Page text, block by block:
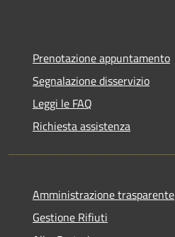
Prenotazione appuntamento
Segnalazione disservizio
Leggi le FAQ
Richiesta assistenza
Amministrazione trasparente
Gestione Rifiuti